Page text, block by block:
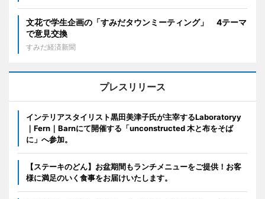
文花で学生企画の「すみだタウンミーティング」 4テーマ
で意見交換
すみだ経済新聞
プレスリリース
インテリアスタイリスト黒田美津子氏が主宰するLaboratoryy
｜Fern｜Barnにて開催する「unconstructed 木と布をそば
に」へ参加。
【ステーキのどん】お盆期間もランチメニューをご提供！お客
様に満足のいく食事をお届けいたします。